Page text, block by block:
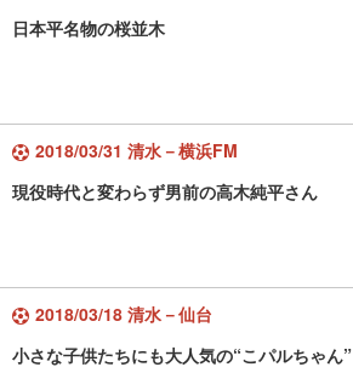
日本平名物の桜並木
2018/03/31 清水－横浜FM
現役時代と変わらず男前の高木純平さん
2018/03/18 清水－仙台
小さな子供たちにも大人気の“こパルちゃん”